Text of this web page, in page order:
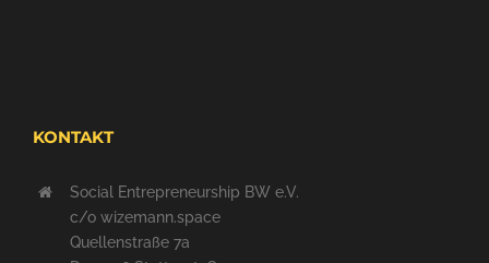
KONTAKT
Social Entrepreneurship BW e.V.
c/o wizemann.space
Quellenstraße 7a